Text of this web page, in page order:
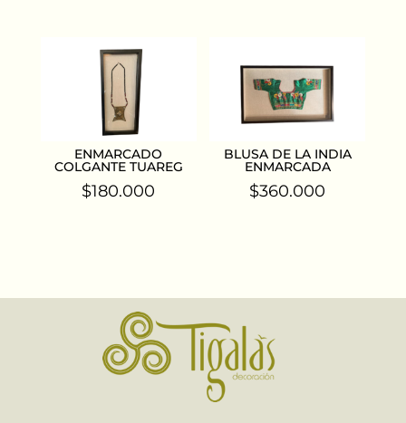
ENMARCADO
COLGANTE TUAREG
$180.000
BLUSA DE LA INDIA
ENMARCADA
$360.000